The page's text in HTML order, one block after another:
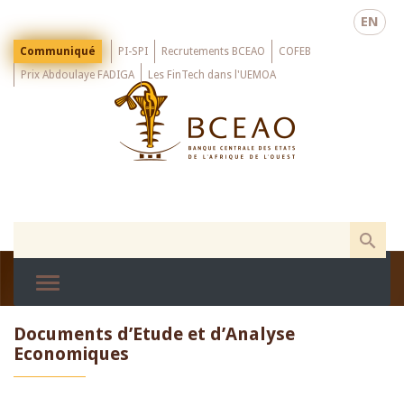
main
EN
Menu
Top
Communiqué PI-SPI Recrutements BCEAO
COFEB
Prix Abdoulaye FADIGA
Les FinTech dans l'UEMOA
Documents d’Etude et d’Analyse
Economiques